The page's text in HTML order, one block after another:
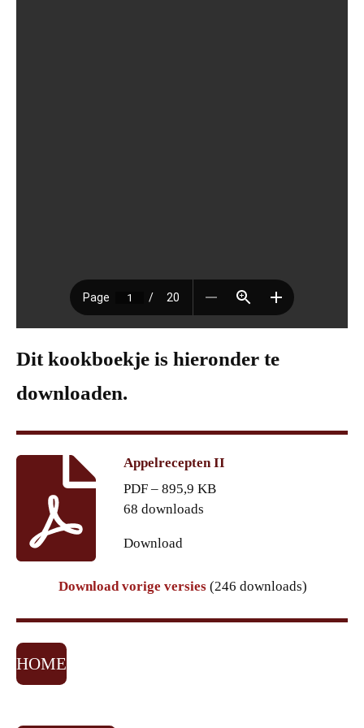
Dit kookboekje is hieronder te
downloaden.
Appelrecepten II
PDF – 895,9 KB
68 downloads
Download
Download vorige versies (246 downloads)
HOME